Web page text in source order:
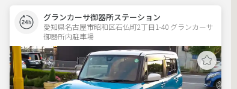
グランカーサ御器所ステーション
愛知県名古屋市昭和区石仏町2丁目1-40 グランカーサ
御器所内駐車場